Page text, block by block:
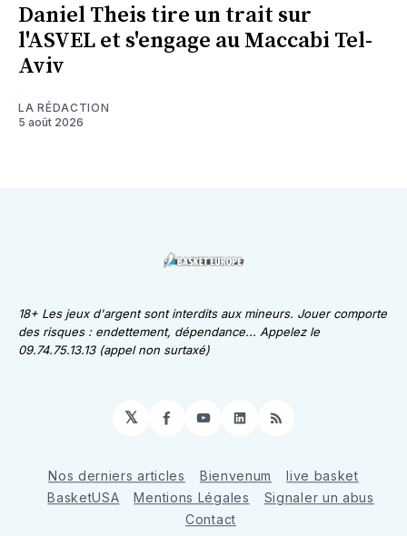
Daniel Theis tire un trait sur
l'ASVEL et s'engage au Maccabi Tel-
Aviv
LA RÉDACTION
5 août 2026
18+ Les jeux d'argent sont interdits aux mineurs. Jouer comporte
des risques : endettement, dépendance... Appelez le
09.74.75.13.13 (appel non surtaxé)
𝕏 Facebook
YouTube
LinkedIn
RSS
Nos derniers articles Bienvenum
live basket
BasketUSA
Mentions Légales
Signaler un abus
Contact